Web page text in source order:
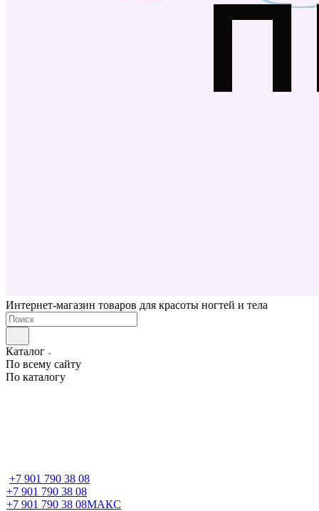
Интернет-магазин товаров для красоты ногтей и тела
Каталог
По всему сайту
По каталогу
+7 901 790 38 08
+7 901 790 38 08
+7 901 790 38 08МАКС